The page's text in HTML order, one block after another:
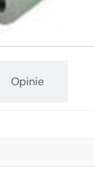
Opinie